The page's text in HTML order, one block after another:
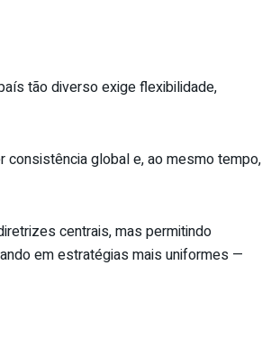
tão diverso exige flexibilidade,
global e, ao mesmo tempo,
centrais, mas permitindo
em estratégias mais uniformes —